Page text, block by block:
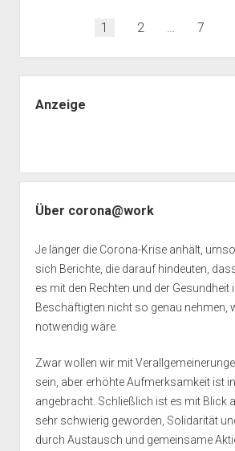
Beitragsnavigation
1 2 7
Anzeige
Über corona@work
Je länger die Corona-Krise anhält,
sich Berichte, die darauf hindeuten,
es mit den Rechten und der Gesundheit
Beschäftigten nicht so genau nehmen,
notwendig wäre.
Zwar wollen wir mit
sein, aber erhöhte Aufmerksamkeit ist in
angebracht. Schließlich ist es mit Blick
sehr schwierig geworden, Solidarität
durch Austausch und gemeinsame